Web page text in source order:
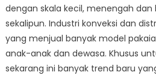
dengan skala kecil, menengah dan
sekalipun. Industri konveksi dan
yang menjual banyak model
anak-anak dan dewasa. Khusus
sekarang ini banyak trend baru